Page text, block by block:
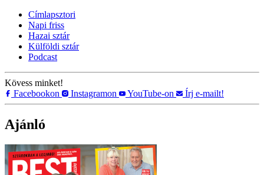
Címlapsztori
Napi friss
Hazai sztár
Külföldi sztár
Podcast
Kövess minket!
Facebookon
Instagramon YouTube-on Írj e-mailt!
Ajánló